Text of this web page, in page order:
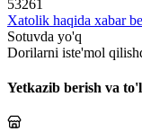
53261
Xatolik haqida xabar
Sotuvda yo'q
Dorilarni iste'mol
Yetkazib berish va